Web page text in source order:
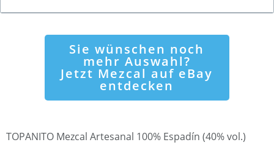
Sie wünschen noch
mehr Auswahl?
Jetzt Mezcal auf eBay
entdecken
TOPANITO Mezcal Artesanal 100% Espadín (40% vol.)